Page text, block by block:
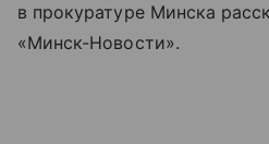
в прокуратуре Минска
«Минск-Новости».